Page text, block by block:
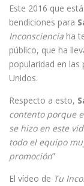
Este 2016 que
bendiciones para
Inconsciencia ha
público, que ha
popularidad en las
Unidos.
Respecto a esto,
contento porque
se hizo en este
todo el equipo
promoción”
El vídeo de Tu